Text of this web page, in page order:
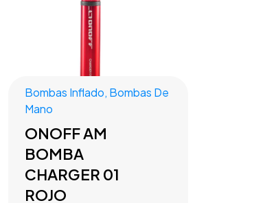
Bombas Inflado, Bombas De
Mano
ONOFF AM
BOMBA
CHARGER 01
ROJO